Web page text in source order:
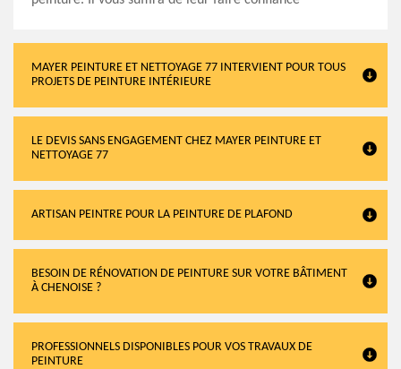
MAYER PEINTURE ET NETTOYAGE 77 INTERVIENT POUR TOUS
PROJETS DE PEINTURE INTÉRIEURE
LE DEVIS SANS ENGAGEMENT CHEZ MAYER PEINTURE ET
NETTOYAGE 77
ARTISAN PEINTRE POUR LA PEINTURE DE PLAFOND
BESOIN DE RÉNOVATION DE PEINTURE SUR VOTRE BÂTIMENT
À CHENOISE ?
PROFESSIONNELS DISPONIBLES POUR VOS TRAVAUX DE
PEINTURE